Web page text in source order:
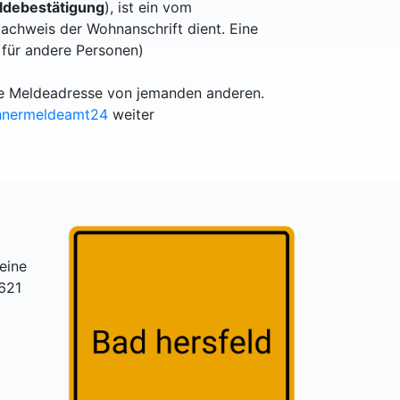
), ist ein vom
der Wohnanschrift dient. Eine
andere Personen)
Meldeadresse von jemanden anderen.
weiter